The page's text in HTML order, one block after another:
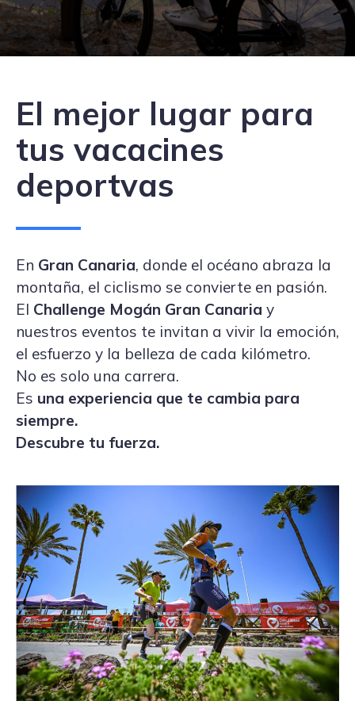
El mejor lugar para
tus vacacines
deportvas
En Gran Canaria, donde el océano abraza la
montaña, el ciclismo se convierte en pasión.
El Challenge Mogán Gran Canaria y
nuestros eventos te invitan a vivir la emoción,
el esfuerzo y la belleza de cada kilómetro.
No es solo una carrera.
Es una experiencia que te cambia para
siempre.
Descubre tu fuerza.